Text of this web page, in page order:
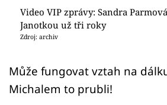
Přihlášení
Sledujte nás
Video VIP zprávy: Sandra
Janotkou už tři roky
Zdroj: archiv
Může fungovat vztah na
Michalem to prubli!